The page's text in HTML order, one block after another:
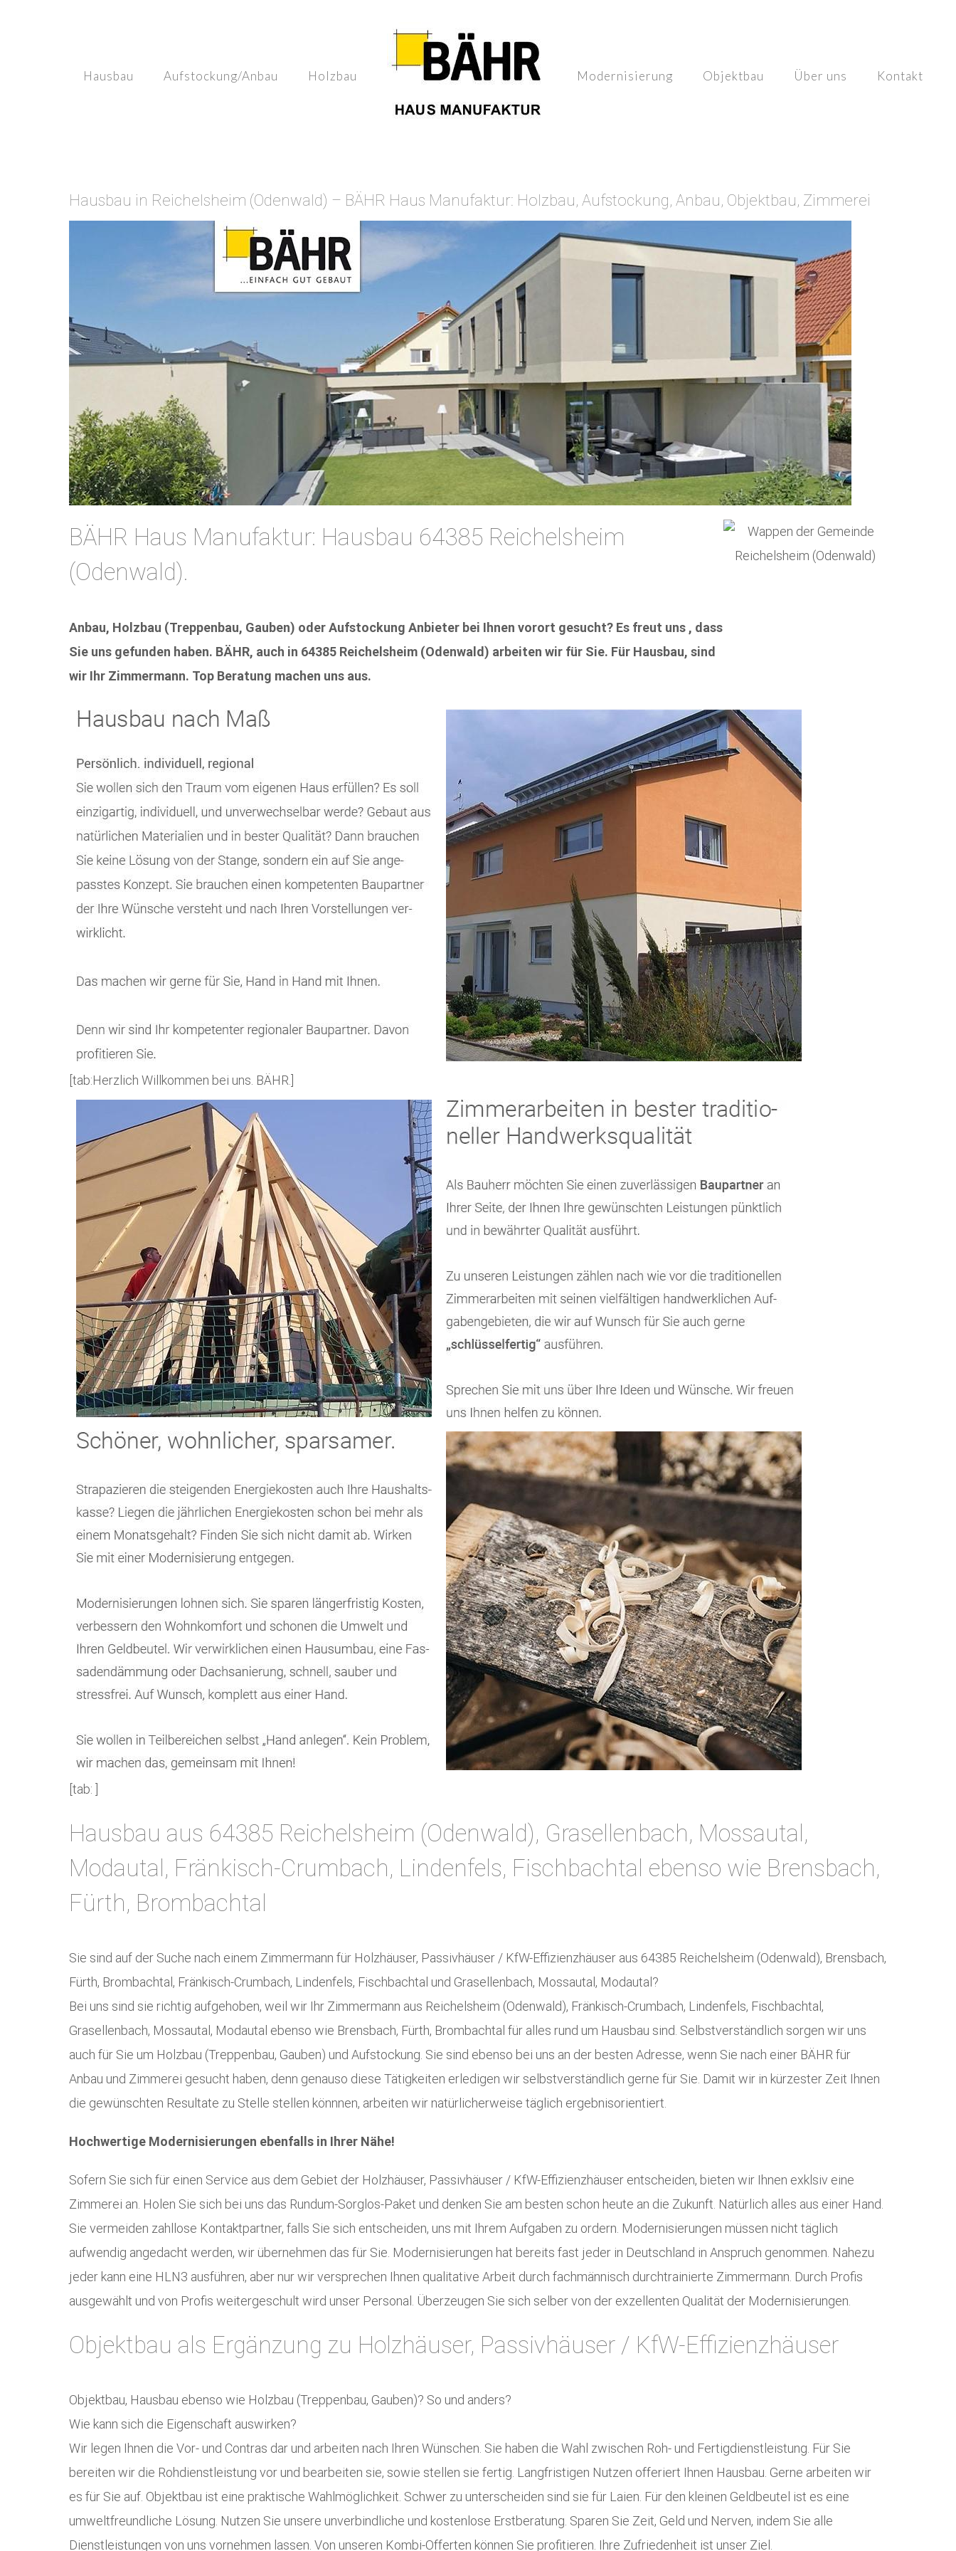
Hausbau
Aufstockung/Anbau Holzbau Modernisierung Objektbau Über uns Kontakt
Hausbau in Reichelsheim (Odenwald) – BÄHR Haus Manufaktur: Holzbau, Aufstockung, Anbau, Objektbau, Zimmerei
BÄHR Haus Manufaktur: Hausbau 64385 Reichelsheim
(Odenwald).
Anbau, Holzbau (Treppenbau, Gauben) oder Aufstockung Anbieter bei Ihnen vorort gesucht? Es freut uns , dass
Sie uns gefunden haben. BÄHR, auch in 64385 Reichelsheim (Odenwald) arbeiten wir für Sie. Für Hausbau, sind
wir Ihr Zimmermann. Top Beratung machen uns aus.
[tab:Herzlich Willkommen bei uns. BÄHR.]
[tab: ]
Hausbau aus 64385 Reichelsheim (Odenwald), Grasellenbach, Mossautal,
Modautal, Fränkisch-Crumbach, Lindenfels, Fischbachtal ebenso wie Brensbach,
Fürth, Brombachtal
Sie sind auf der Suche nach einem Zimmermann für Holzhäuser, Passivhäuser / KfW-Effizienzhäuser aus 64385 Reichelsheim (Odenwald), Brensbach,
Fürth, Brombachtal, Fränkisch-Crumbach, Lindenfels, Fischbachtal und Grasellenbach, Mossautal, Modautal?
Bei uns sind sie richtig aufgehoben, weil wir Ihr Zimmermann aus Reichelsheim (Odenwald), Fränkisch-Crumbach, Lindenfels, Fischbachtal,
Grasellenbach, Mossautal, Modautal ebenso wie Brensbach, Fürth, Brombachtal für alles rund um Hausbau sind. Selbstverständlich sorgen wir uns
auch für Sie um Holzbau (Treppenbau, Gauben) und Aufstockung. Sie sind ebenso bei uns an der besten Adresse, wenn Sie nach einer BÄHR für
Anbau und Zimmerei gesucht haben, denn genauso diese Tätigkeiten erledigen wir selbstverständlich gerne für Sie. Damit wir in kürzester Zeit Ihnen
die gewünschten Resultate zu Stelle stellen könnnen, arbeiten wir natürlicherweise täglich ergebnisorientiert.
Hochwertige Modernisierungen ebenfalls in Ihrer Nähe!
Sofern Sie sich für einen Service aus dem Gebiet der Holzhäuser, Passivhäuser / KfW-Effizienzhäuser entscheiden, bieten wir Ihnen exklsiv eine
Zimmerei an. Holen Sie sich bei uns das Rundum-Sorglos-Paket und denken Sie am besten schon heute an die Zukunft. Natürlich alles aus einer Hand.
Sie vermeiden zahllose Kontaktpartner, falls Sie sich entscheiden, uns mit Ihrem Aufgaben zu ordern. Modernisierungen müssen nicht täglich
aufwendig angedacht werden, wir übernehmen das für Sie. Modernisierungen hat bereits fast jeder in Deutschland in Anspruch genommen. Nahezu
jeder kann eine HLN3 ausführen, aber nur wir versprechen Ihnen qualitative Arbeit durch fachmännisch durchtrainierte Zimmermann. Durch Profis
ausgewählt und von Profis weitergeschult wird unser Personal. Überzeugen Sie sich selber von der exzellenten Qualität der Modernisierungen.
Objektbau als Ergänzung zu Holzhäuser, Passivhäuser / KfW-Effizienzhäuser
Objektbau, Hausbau ebenso wie Holzbau (Treppenbau, Gauben)? So und anders?
Wie kann sich die Eigenschaft auswirken?
Wir legen Ihnen die Vor- und Contras dar und arbeiten nach Ihren Wünschen. Sie haben die Wahl zwischen Roh- und Fertigdienstleistung. Für Sie
bereiten wir die Rohdienstleistung vor und bearbeiten sie, sowie stellen sie fertig. Langfristigen Nutzen offeriert Ihnen Hausbau. Gerne arbeiten wir
es für Sie auf. Objektbau ist eine praktische Wahlmöglichkeit. Schwer zu unterscheiden sind sie für Laien. Für den kleinen Geldbeutel ist es eine
umweltfreundliche Lösung. Nutzen Sie unsere unverbindliche und kostenlose Erstberatung. Sparen Sie Zeit, Geld und Nerven, indem Sie alle
Dienstleistungen von uns vornehmen lassen. Von unseren Kombi-Offerten können Sie profitieren. Ihre Zufriedenheit ist unser Ziel.